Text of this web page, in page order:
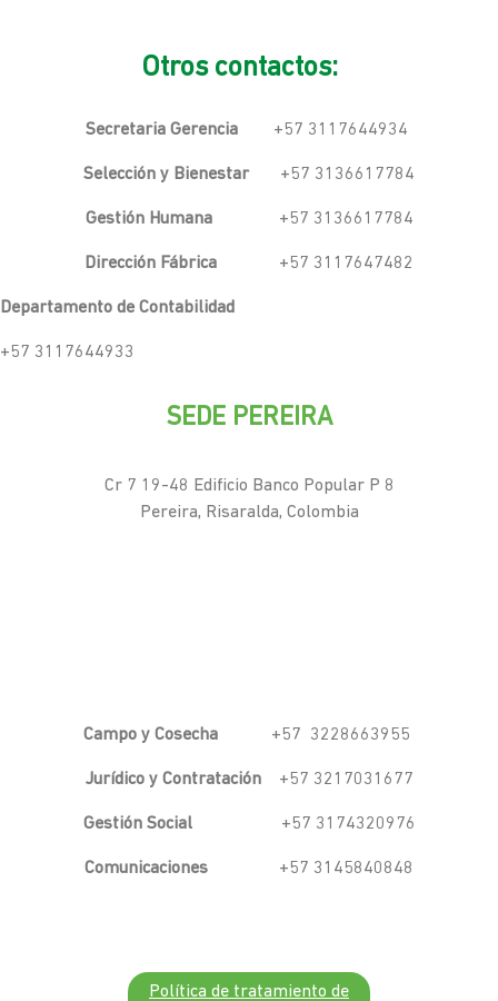
Otros contactos:
Secretaria Gerencia +57 3117644934
Selección y Bienestar+57 3136617784
Gestión Humana+57 3136617784
Dirección Fábrica +57 3117647482
Departamento de Contabilidad
+57 3117644933
SEDE PEREIRA
Cr 7 19-48 Edificio Banco Popular P 8
Pereira, Risaralda, Colombia
Campo y Cosecha +57 3228663955
Jurídico y Contratación +57 3217031677
Gestión Social+57 3174320976
Comunicaciones +57 3145840848
Política de tratamiento de